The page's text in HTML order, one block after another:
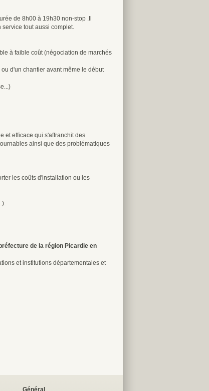
de 8h00 à 19h30 non-stop .Il
tout aussi complet.
à faible coût (négociation de marchés
d'un chantier avant même le début
et efficace qui s'affranchit des
ainsi que des problématiques
les coûts d'installation ou les
de la région Picardie en
et institutions départementales et
Général